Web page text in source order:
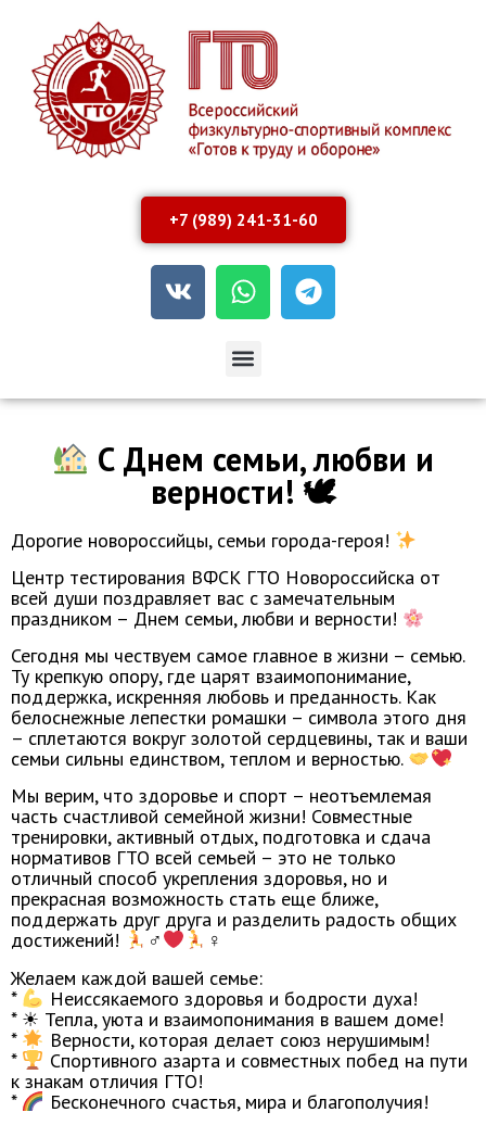
+7 (989) 241-31-60
С Днем семьи, любви и
верности! 🕊
Дорогие новороссийцы, семьи города-героя!
Центр тестирования ВФСК ГТО Новороссийска от
всей души поздравляет вас с замечательным
праздником – Днем семьи, любви и верности!
Сегодня мы чествуем самое главное в жизни – семью.
Ту крепкую опору, где царят взаимопонимание,
поддержка, искренняя любовь и преданность. Как
белоснежные лепестки ромашки – символа этого дня
– сплетаются вокруг золотой сердцевины, так и ваши
семьи сильны единством, теплом и верностью.
Мы верим, что здоровье и спорт – неотъемлемая
часть счастливой семейной жизни! Совместные
тренировки, активный отдых, подготовка и сдача
нормативов ГТО всей семьей – это не только
отличный способ укрепления здоровья, но и
прекрасная возможность стать еще ближе,
поддержать друг друга и разделить радость общих
достижений!
‍♂
‍♀
Желаем каждой вашей семье:
*
Неиссякаемого здоровья и бодрости духа!
* ☀ Тепла, уюта и взаимопонимания в вашем доме!
*
Верности, которая делает союз нерушимым!
*
Спортивного азарта и совместных побед на пути
к знакам отличия ГТО!
*
Бесконечного счастья, мира и благополучия!